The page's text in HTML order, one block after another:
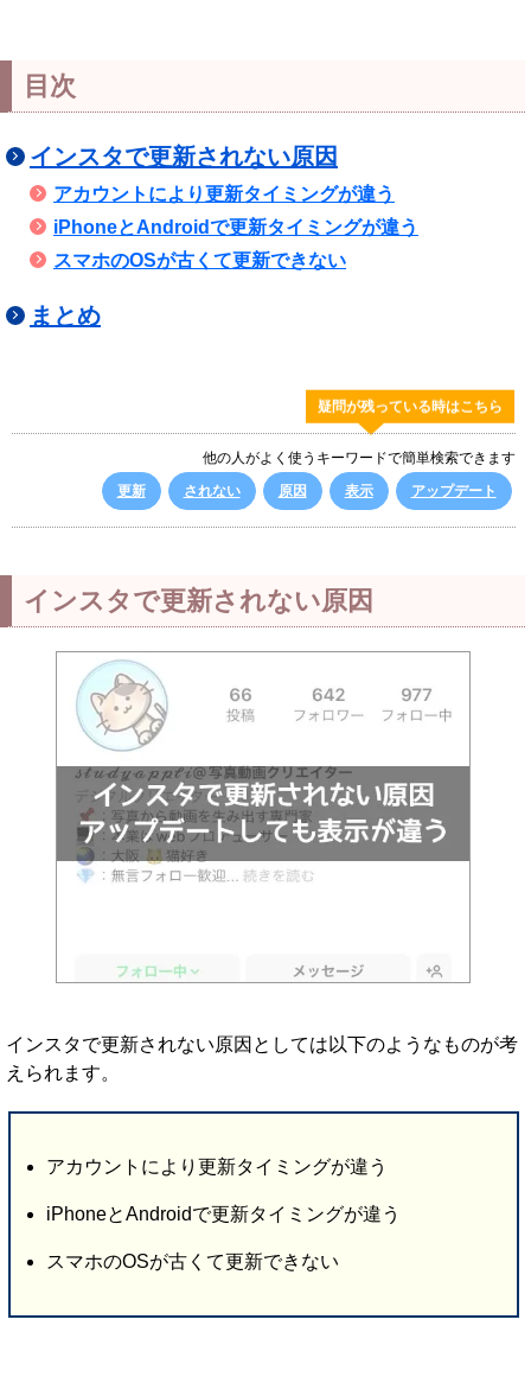
目次
インスタで更新されない原因
アカウントにより更新タイミングが違う
iPhoneとAndroidで更新タイミングが違う
スマホのOSが古くて更新できない
まとめ
疑問が残っている時はこちら
他の人がよく使うキーワードで簡単検索できます
更新
されない 原因 表示 アップデート
インスタで更新されない原因
インスタで更新されない原因としては以下のようなものが考
えられます。
アカウントにより更新タイミングが違う
iPhoneとAndroidで更新タイミングが違う
スマホのOSが古くて更新できない